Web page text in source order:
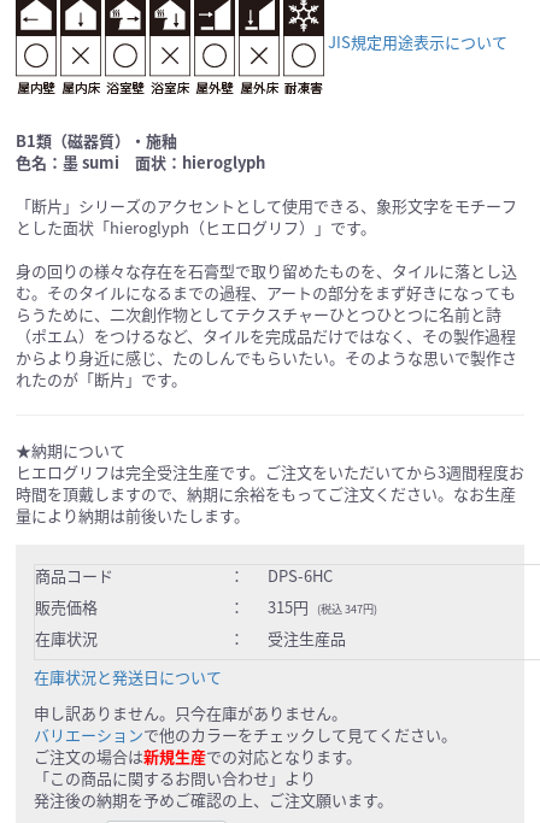
JIS規定用途表示について
B1類（磁器質）・施釉
色名：墨 sumi 面状：hieroglyph
「断片」シリーズのアクセントとして使用できる、象形文字をモチーフ
とした面状「hieroglyph（ヒエログリフ）」です。
身の回りの様々な存在を石膏型で取り留めたものを、タイルに落とし込
む。そのタイルになるまでの過程、アートの部分をまず好きになっても
らうために、二次創作物としてテクスチャーひとつひとつに名前と詩
（ポエム）をつけるなど、タイルを完成品だけではなく、その製作過程
からより身近に感じ、たのしんでもらいたい。そのような思いで製作さ
れたのが「断片」です。
★納期について
ヒエログリフは完全受注生産です。ご注文をいただいてから3週間程度お
時間を頂戴しますので、納期に余裕をもってご注文ください。なお生産
量により納期は前後いたします。
商品コード ：
DPS-6HC
販売価格
： 315円 (税込 347円)
在庫状況 ：
受注生産品
在庫状況と発送日について
申し訳ありません。只今在庫がありません。
バリエーションで他のカラーをチェックして見てください。
ご注文の場合は新規生産での対応となります。
「この商品に関するお問い合わせ」より
発注後の納期を予めご確認の上、ご注文願います。